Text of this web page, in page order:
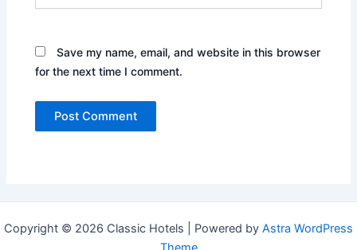
Save my name, email, and website in this browser
for the next time I comment.
Copyright © 2026 Classic Hotels | Powered by Astra WordPress